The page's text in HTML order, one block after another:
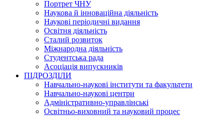
Портрет ЧНУ
Наукова й інноваційна діяльність
Наукові періодичні видання
Освітня діяльність
Сталий розвиток
Міжнародна діяльність
Студентська рада
Асоціація випускників
ПІДРОЗДІЛИ
Навчально-наукові інститути та факультети
Навчально-наукові центри
Адміністративно-управлінські
Освітньо-виховний та науковий процес